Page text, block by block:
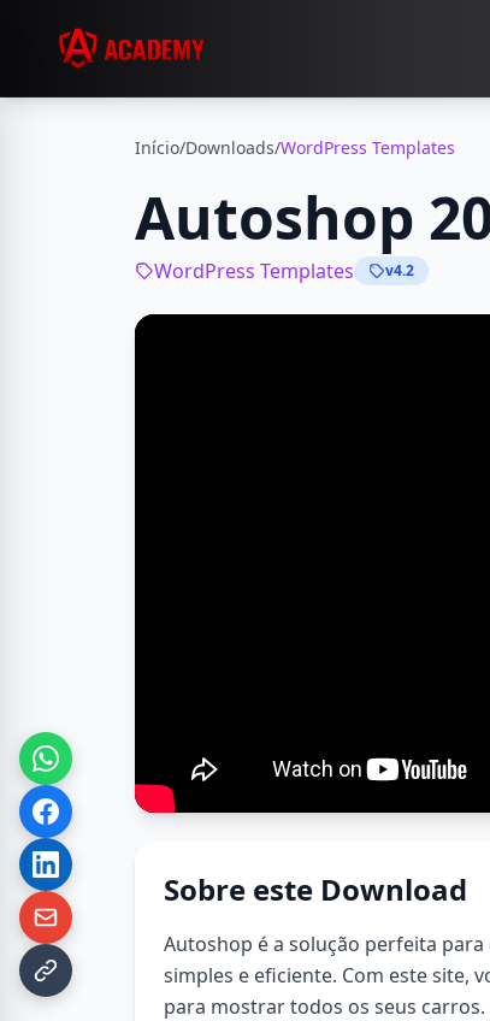
Início/Downloads/WordPress Templates
Autoshop
WordPress Templates v4.2
Sobre este Download
Autoshop é a solução perfeita
simples e eficiente. Com este site,
para mostrar todos os seus